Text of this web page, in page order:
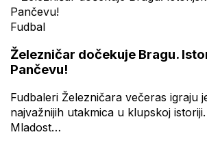
Fudbal
Železničar dočekuje Bragu.
Pančevu!
Fudbaleri Železničara večeras igraju
najvažnijih utakmica u klupskoj
Mladost…